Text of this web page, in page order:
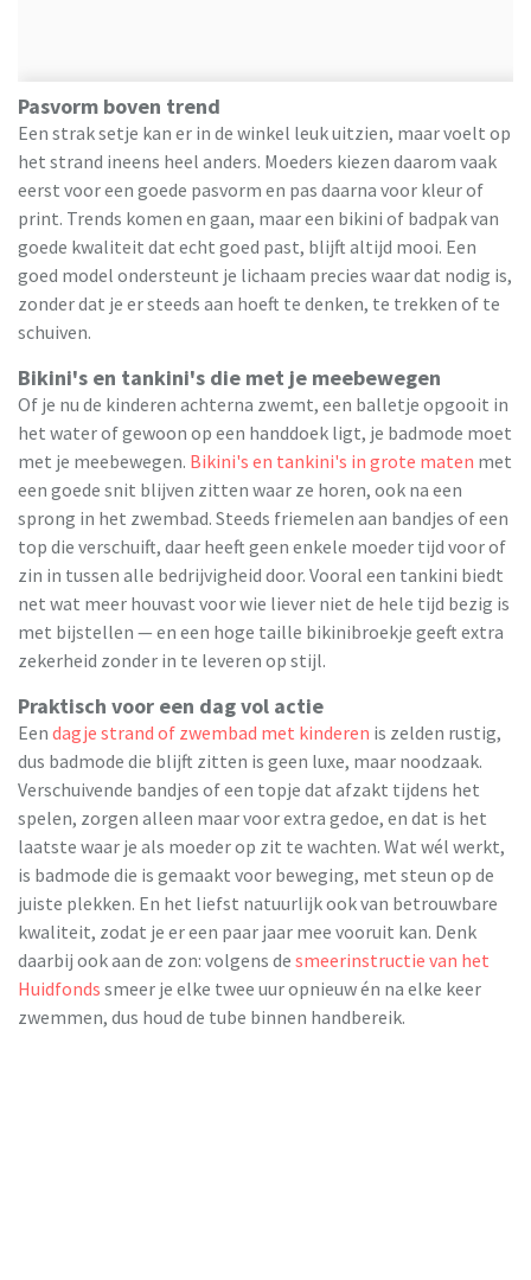
Pasvorm boven trend
Een strak setje kan er in de winkel leuk uitzien, maar voelt op
het strand ineens heel anders. Moeders kiezen daarom vaak
eerst voor een goede pasvorm en pas daarna voor kleur of
print. Trends komen en gaan, maar een bikini of badpak van
goede kwaliteit dat echt goed past, blijft altijd mooi. Een
goed model ondersteunt je lichaam precies waar dat nodig is,
zonder dat je er steeds aan hoeft te denken, te trekken of te
schuiven.
Bikini's en tankini's die met je meebewegen
Of je nu de kinderen achterna zwemt, een balletje opgooit in
het water of gewoon op een handdoek ligt, je badmode moet
met je meebewegen. Bikini's en tankini's in grote maten met
een goede snit blijven zitten waar ze horen, ook na een
sprong in het zwembad. Steeds friemelen aan bandjes of een
top die verschuift, daar heeft geen enkele moeder tijd voor of
zin in tussen alle bedrijvigheid door. Vooral een tankini biedt
net wat meer houvast voor wie liever niet de hele tijd bezig is
met bijstellen — en een hoge taille bikinibroekje geeft extra
zekerheid zonder in te leveren op stijl.
Praktisch voor een dag vol actie
Een dagje strand of zwembad met kinderen is zelden rustig,
dus badmode die blijft zitten is geen luxe, maar noodzaak.
Verschuivende bandjes of een topje dat afzakt tijdens het
spelen, zorgen alleen maar voor extra gedoe, en dat is het
laatste waar je als moeder op zit te wachten. Wat wél werkt,
is badmode die is gemaakt voor beweging, met steun op de
juiste plekken. En het liefst natuurlijk ook van betrouwbare
kwaliteit, zodat je er een paar jaar mee vooruit kan. Denk
daarbij ook aan de zon: volgens de smeerinstructie van het
Huidfonds smeer je elke twee uur opnieuw én na elke keer
zwemmen, dus houd de tube binnen handbereik.